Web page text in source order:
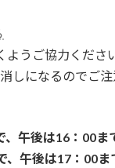
うご協力くださ
しになるのでご注
、午後は16：00ま
、午後は17：00ま